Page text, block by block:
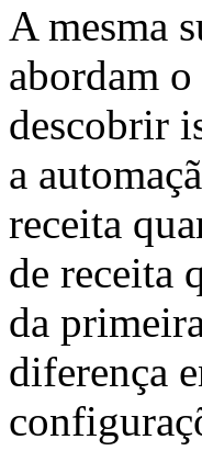
A mesma
abordam
descobrir
a
receita
de receita
da
diferença